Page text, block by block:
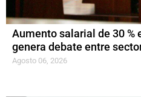
Aumento salarial de 30 %
genera debate entre
Agosto 06, 2026